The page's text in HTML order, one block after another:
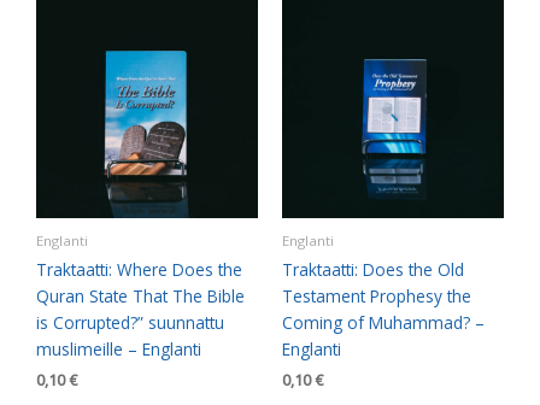
Englanti
Traktaatti: Where Does the
Quran State That The Bible
is Corrupted?” suunnattu
muslimeille – Englanti
0,10€
Englanti
Traktaatti: Does the Old
Testament Prophesy the
Coming of Muhammad? –
Englanti
0,10€